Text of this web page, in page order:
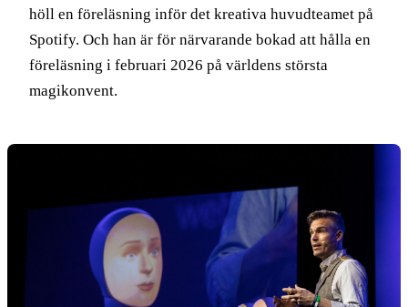
höll en föreläsning inför det kreativa huvudteamet på
Spotify. Och han är för närvarande bokad att hålla en
föreläsning i februari 2026 på världens största
magikonvent.